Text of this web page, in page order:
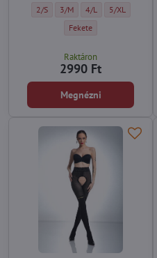
Női átlátszatlan harisnya TONIC
2/S Női átlátszatlan harisnya
3/M Női átlátszatlan
4/L Női
5/XL
Női átlátszatlan harisnya
Fekete
Raktáron
2990 Ft
Megnézni